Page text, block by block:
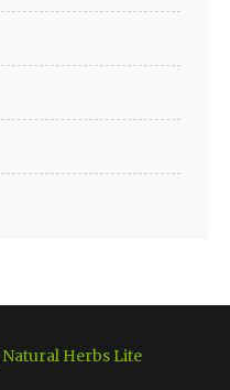
Natural Herbs Lite